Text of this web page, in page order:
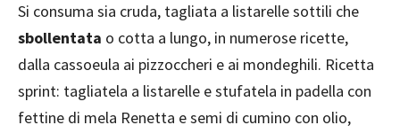
Si consuma sia cruda, tagliata a listarelle sottili che
sbollentata o cotta a lungo, in numerose ricette,
dalla cassoeula ai pizzoccheri e ai mondeghili. Ricetta
sprint: tagliatela a listarelle e stufatela in padella con
fettine di mela Renetta e semi di cumino con olio,